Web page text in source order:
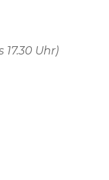
17.30 Uhr)